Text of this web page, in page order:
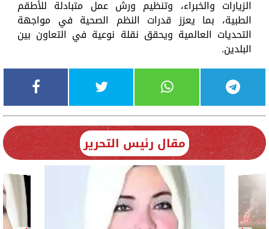
الزيارات والخبراء، وتنظيم ورش عمل متبادلة للأطقم
الطبية، بما يعزز قدرات النظم الصحية في مواجهة
التحديات العالمية ويحقق نقلة نوعية في التعاون بين
البلدين.
مقال رئيس التحرير